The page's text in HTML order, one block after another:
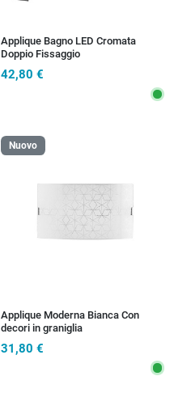
Applique Bagno LED Cromata
Doppio Fissaggio
42,80 €
Nuovo
Applique Moderna Bianca Con
decori in graniglia
31,80 €